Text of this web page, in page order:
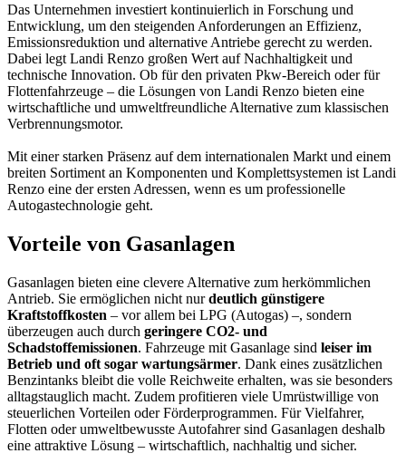
Das Unternehmen investiert kontinuierlich in Forschung und
Entwicklung, um den steigenden Anforderungen an Effizienz,
Emissionsreduktion und alternative Antriebe gerecht zu werden.
Dabei legt Landi Renzo großen Wert auf Nachhaltigkeit und
technische Innovation. Ob für den privaten Pkw-Bereich oder für
Flottenfahrzeuge – die Lösungen von Landi Renzo bieten eine
wirtschaftliche und umweltfreundliche Alternative zum klassischen
Verbrennungsmotor.
Mit einer starken Präsenz auf dem internationalen Markt und einem
breiten Sortiment an Komponenten und Komplettsystemen ist Landi
Renzo eine der ersten Adressen, wenn es um professionelle
Autogastechnologie geht.
Vorteile von Gasanlagen
Gasanlagen bieten eine clevere Alternative zum herkömmlichen
Antrieb. Sie ermöglichen nicht nurdeutlich günstigere
Kraftstoffkosten – vor allem bei LPG (Autogas) –, sondern
überzeugen auch durch geringere CO2- und
Schadstoffemissionen. Fahrzeuge mit Gasanlage sind leiser im
Betrieb und oft sogar wartungsärmer. Dank eines zusätzlichen
Benzintanks bleibt die volle Reichweite erhalten, was sie besonders
alltagstauglich macht. Zudem profitieren viele Umrüstwillige von
steuerlichen Vorteilen oder Förderprogrammen. Für Vielfahrer,
Flotten oder umweltbewusste Autofahrer sind Gasanlagen deshalb
eine attraktive Lösung – wirtschaftlich, nachhaltig und sicher.